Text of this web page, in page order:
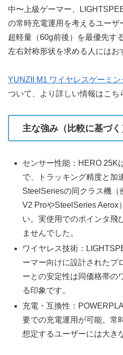
中〜上級ゲーマー、
の常時充電運用を考えるユーザ
超軽量（60g前後）を最優先す
左右対称形状を求める人にはお
YUNZII M1 ワイヤレスゲーミ
ついて、より詳しい情報はこち
主な強み（比較に基づく
センサー性能：HERO 25K
で、トラッキング精度と加
SteelSeriesの同クラス機（
V2 ProやSteelSeries Aerox
い。実使用でのポインタ飛
ませんでした。
ワイヤレス技術：
ーマー向けに設計されたプ
ーとの安定性は同価格帯の
る印象です。
充電・互換性：
要での充電運用が可能。常
想定するユーザーには大き